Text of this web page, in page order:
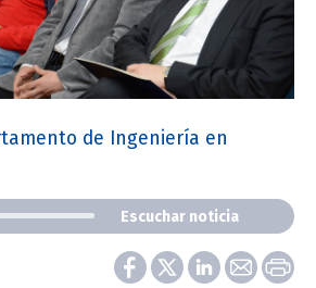
de Ingeniería en
Escuchar noticia